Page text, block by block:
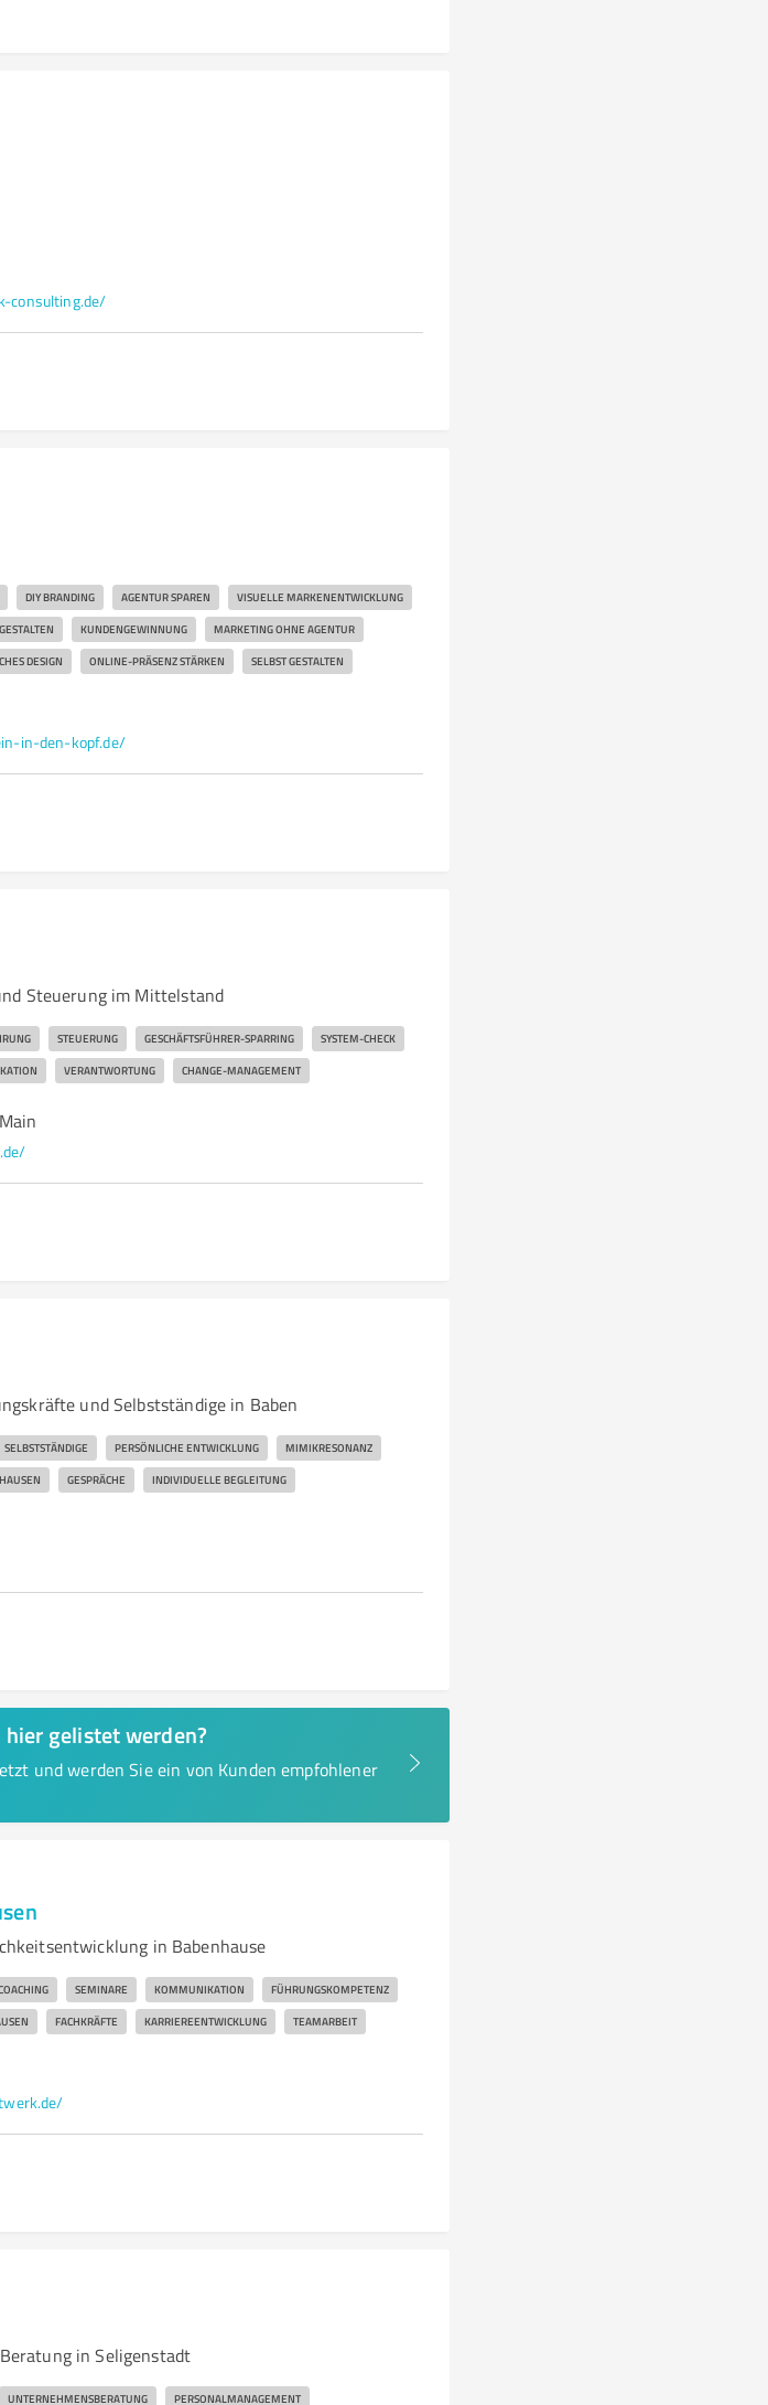
consulting.de/
DIY BRANDING AGENTUR SPAREN VISUELLE MARKENENTWICKLUNG
KUNDENGEWINNUNG MARKETING OHNE AGENTUR
DESIGN ONLINE-PRÄSENZ STÄRKEN SELBST GESTALTEN
in-den-kopf.de/
Steuerung im Mittelstand
STEUERUNG GESCHÄFTSFÜHRER-SPARRING SYSTEM-CHECK
VERANTWORTUNG CHANGE-MANAGEMENT
und Selbstständige in Baben
SELBSTSTÄNDIGE PERSÖNLICHE ENTWICKLUNG MIMIKRESONANZ
GESPRÄCHE INDIVIDUELLE BEGLEITUNG
gelistet werden?
und werden Sie ein von Kunden empfohlener
in Babenhause
SEMINARE KOMMUNIKATION FÜHRUNGSKOMPETENZ
FACHKRÄFTE KARRIEREENTWICKLUNG TEAMARBEIT
in Seligenstadt
UNTERNEHMENSBERATUNG PERSONALMANAGEMENT